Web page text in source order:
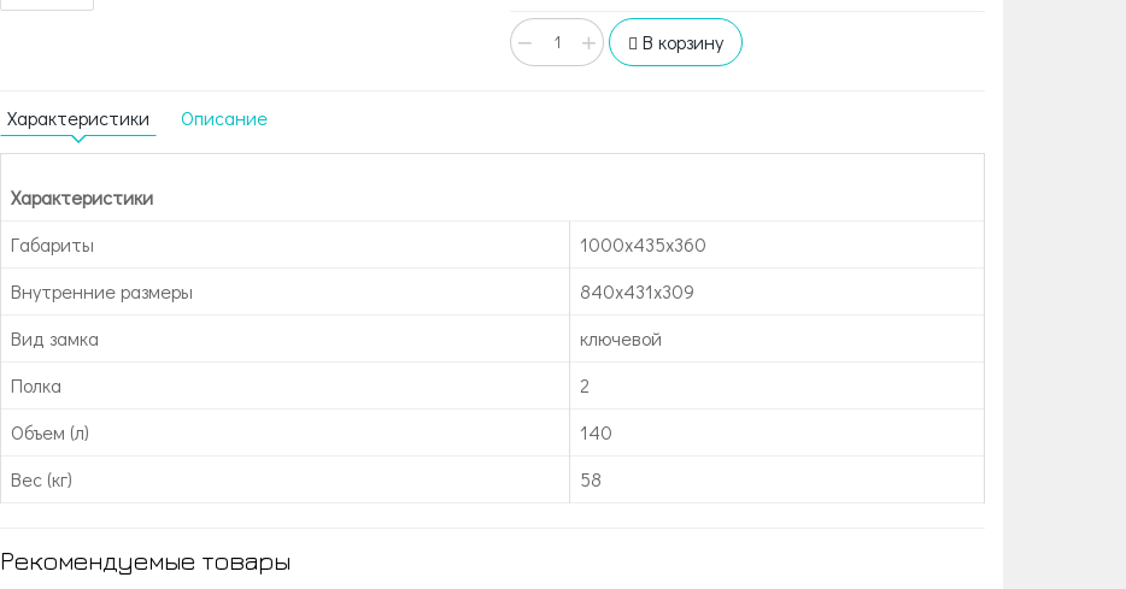
− + В корзину
Характеристики Описание
Характеристики
Габариты
1000x435x360
Внутренние размеры
840х431х309
Вид замка
ключевой
Полка
2
Объем (л)
140
Вес (кг)
58
Рекомендуемые товары